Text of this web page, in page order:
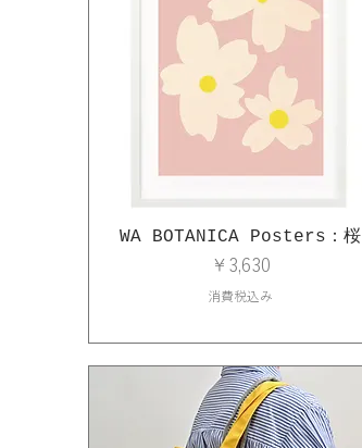
WA BOTANICA Posters：桜
価格
￥3,630
消費税込み